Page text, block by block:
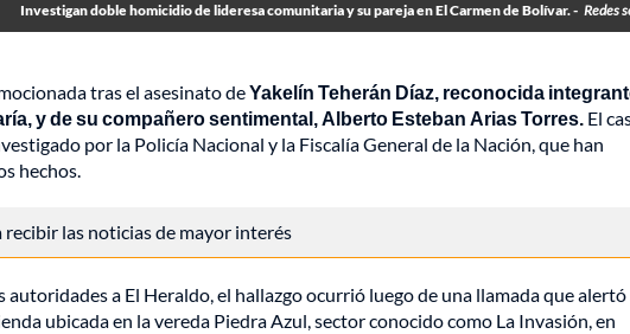
Investigan doble homicidio de lideresa comunitaria y su pareja en El Carmen de Bolívar. - Redes
tras el asesinato deYakelín Teherán Díaz, reconocida
y de su compañero sentimental, Alberto Esteban Arias Torres. El
por la Policía Nacional y la Fiscalía General de la Nación, que han
hechos.
recibir las noticias de mayor interés
a El Heraldo, el hallazgo ocurrió luego de una llamada que
ubicada en la vereda Piedra Azul, sector conocido como La Invasión, en